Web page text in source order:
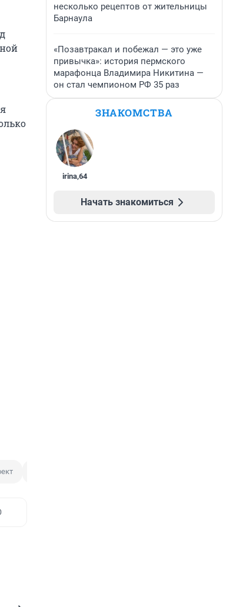
несколько рецептов от жительницы
Барнаула
«Позавтракал и побежал — это уже
привычка»: история пермского
марафонца Владимира Никитина —
он стал чемпионом РФ 35 раз
ЗНАКОМСТВА
irina,64
Начать знакомиться